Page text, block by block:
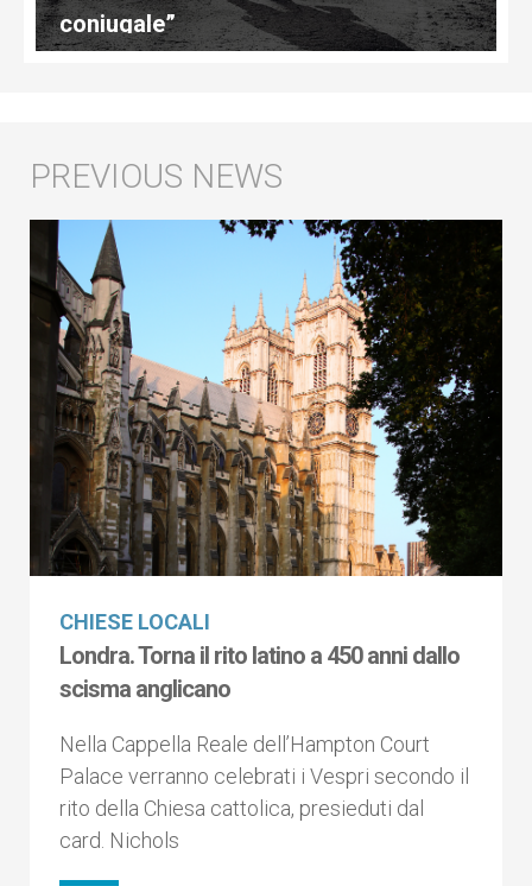
coniugale”
CHIESE LOCALI
Londra. Torna il rito latino a 450 anni dallo
scisma anglicano
Nella Cappella Reale dell’Hampton Court
Palace verranno celebrati i Vespri secondo il
rito della Chiesa cattolica, presieduti dal
card. Nichols